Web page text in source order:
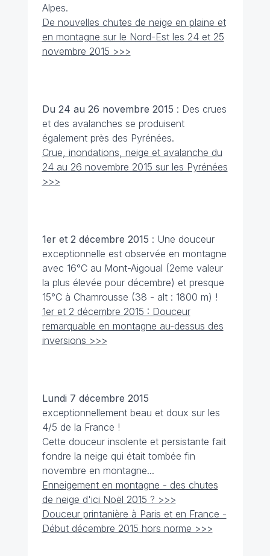
Alpes.
De nouvelles chutes de neige en plaine et
en montagne sur le Nord-Est les 24 et 25
novembre 2015 >>>
Du 24 au 26 novembre 2015 : Des crues
et des avalanches se produisent
également près des Pyrénées.
Crue, inondations, neige et avalanche du
24 au 26 novembre 2015 sur les Pyrénées
>>>
1er et 2 décembre 2015 : Une douceur
exceptionnelle est observée en montagne
avec 16°C au Mont-Aigoual (2eme valeur
la plus élevée pour décembre) et presque
15°C à Chamrousse (38 - alt : 1800 m) !
1er et 2 décembre 2015 : Douceur
remarquable en montagne au-dessus des
inversions >>>
Lundi 7 décembre 2015
exceptionnellement beau et doux sur les
4/5 de la France !
Cette douceur insolente et persistante fait
fondre la neige qui était tombée fin
novembre en montagne...
Enneigement en montagne - des chutes
de neige d'ici Noël 2015 ? >>>
Douceur printanière à Paris et en France -
Début décembre 2015 hors norme >>>